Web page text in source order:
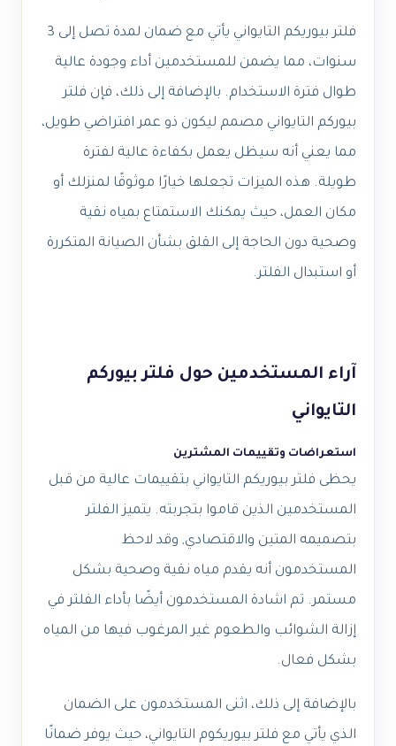
فلتر بيوريكم التايواني يأتي مع ضمان لمدة تصل إلى 3
سنوات، مما يضمن للمستخدمين أداء وجودة عالية
طوال فترة الاستخدام. بالإضافة إلى ذلك، فإن فلتر
بيوركم التايواني مصمم ليكون ذو عمر افتراضي طويل،
مما يعني أنه سيظل يعمل بكفاءة عالية لفترة
طويلة. هذه الميزات تجعلها خيارًا موثوقًا لمنزلك أو
مكان العمل، حيث يمكنك الاستمتاع بمياه نقية
وصحية دون الحاجة إلى القلق بشأن الصيانة المتكررة
أو استبدال الفلتر.
آراء المستخدمين حول فلتر بيوركم
التايواني
استعراضات وتقييمات المشترين
يحظى فلتر بيوريكم التايواني بتقييمات عالية من قبل
المستخدمين الذين قاموا بتجربته. يتميز الفلتر
بتصميمه المتين والاقتصادي, وقد لاحظ
المستخدمون أنه يقدم مياه نقية وصحية بشكل
مستمر. تم اشادة المستخدمون أيضًا بأداء الفلتر في
إزالة الشوائب والطعوم غير المرغوب فيها من المياه
بشكل فعال.
بالإضافة إلى ذلك، اثنى المستخدمون على الضمان
الذي يأتي مع فلتر بيوريكوم التايواني، حيث يوفر ضمانًا